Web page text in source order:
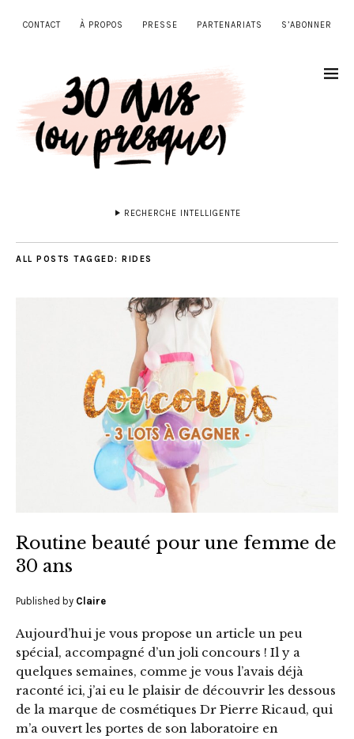
CONTACT À PROPOS PRESSE PARTENARIATS S’ABONNER
RECHERCHE INTELLIGENTE
ALL POSTS TAGGED: RIDES
Routine beauté pour une femme de
30 ans
Published by Claire
Aujourd’hui je vous propose un article un peu
spécial, accompagné d’un joli concours ! Il y a
quelques semaines, comme je vous l’avais déjà
raconté ici, j’ai eu le plaisir de découvrir les dessous
de la marque de cosmétiques Dr Pierre Ricaud, qui
m’a ouvert les portes de son laboratoire en